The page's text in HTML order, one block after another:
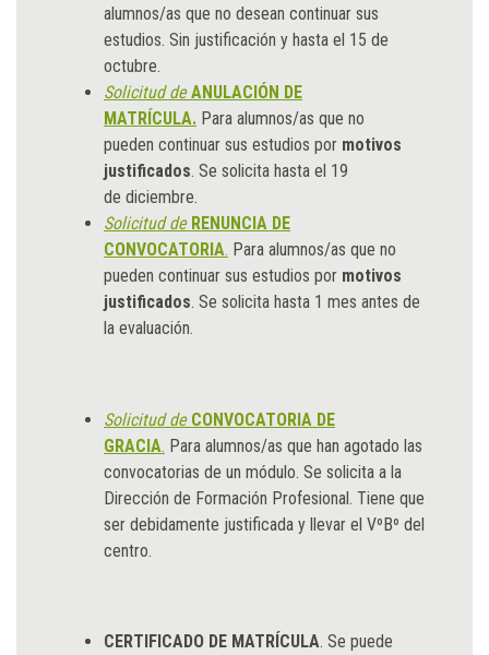
alumnos/as que no desean continuar sus
estudios. Sin justificación y hasta el 15 de
octubre.
Solicitud de ANULACIÓN DE
MATRÍCULA. Para alumnos/as que no
pueden continuar sus estudios por motivos
justificados. Se solicita hasta el 19
de diciembre.
Solicitud de RENUNCIA DE
CONVOCATORIA. Para alumnos/as que no
pueden continuar sus estudios por motivos
justificados. Se solicita hasta 1 mes antes de
la evaluación.
Solicitud de CONVOCATORIA DE
GRACIA. Para alumnos/as que han agotado las
convocatorias de un módulo. Se solicita a la
Dirección de Formación Profesional. Tiene que
ser debidamente justificada y llevar el VºBº del
centro.
CERTIFICADO DE MATRÍCULA . Se puede